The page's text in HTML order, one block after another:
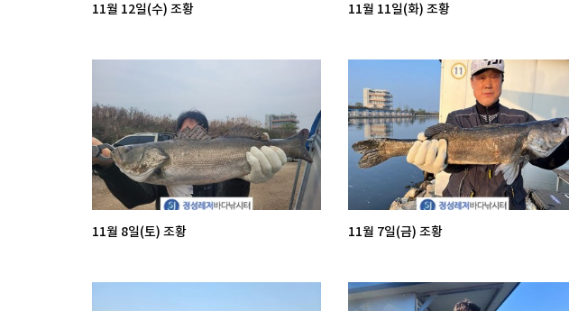
11월 12일(수) 조황 11월 11일(화) 조황
11월 8일(토) 조황 11월 7일(금) 조황